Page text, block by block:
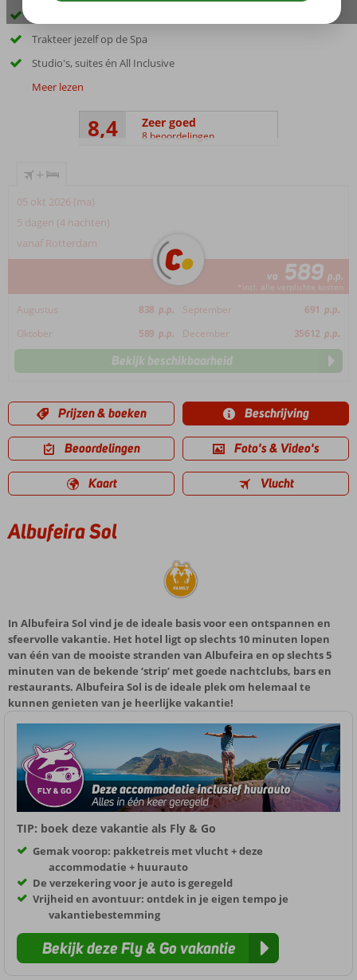
Trakteer jezelf op de Spa
Studio's, suites én All Inclusive
Meer lezen
8,4 Zeer goed
8 beoordelingen
+
05 okt 2026 (ma)
5 dagen (4 nachten)
vanaf Rotterdam
va 589 p.p.
*incl. alle verplichte kosten
Augustus 838 p.p. September 691 p.p.
Oktober
589 p.p. December 35612 p.p.
Bekijk beschikbaarheid
Prijzen & boeken Beschrijving
Beoordelingen Foto's & Video's
Kaart Vlucht
Albufeira Sol
In Albufeira Sol vind je de ideale basis voor een ontspannen en
sfeervolle vakantie. Het hotel ligt op slechts 10 minuten lopen
van één van de mooiste stranden van Albufeira en op slechts 5
minuten van de bekende ‘strip’ met goede nachtclubs, bars en
restaurants. Albufeira Sol is de ideale plek om helemaal te
kunnen genieten van je heerlijke vakantie!
TIP: boek deze vakantie als Fly & Go
Gemak voorop: pakketreis met vlucht + deze
accommodatie + huurauto
De verzekering voor je auto is geregeld
Vrijheid en avontuur: ontdek in je eigen tempo je
vakantiebestemming
Bekijk deze Fly & Go vakantie